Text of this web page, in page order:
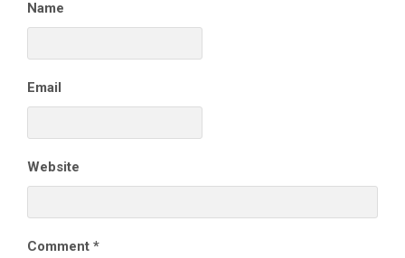
Name
Email
Website
Comment *